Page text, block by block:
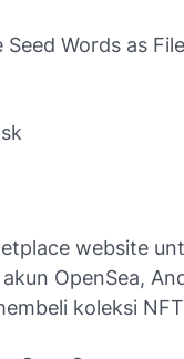
Words as
website
OpenSea,
koleksi